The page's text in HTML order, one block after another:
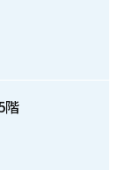
階